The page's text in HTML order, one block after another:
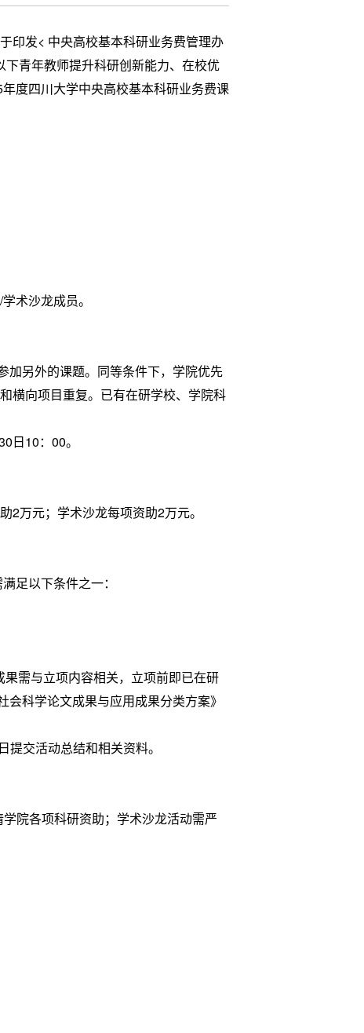
发< 中央高校基本科研业务费管理办
青年教师提升科研创新能力、在校优
度四川大学中央高校基本科研业务费课
术沙龙成员。
另外的课题。同等条件下，学院优先
横向项目重复。已有在研学校、学院科
10：00。
万元；学术沙龙每项资助2万元。
足以下条件之一：
需与立项内容相关，立项前即已在研
科学论文成果与应用成果分类方案》
交活动总结和相关资料。
院各项科研资助；学术沙龙活动需严